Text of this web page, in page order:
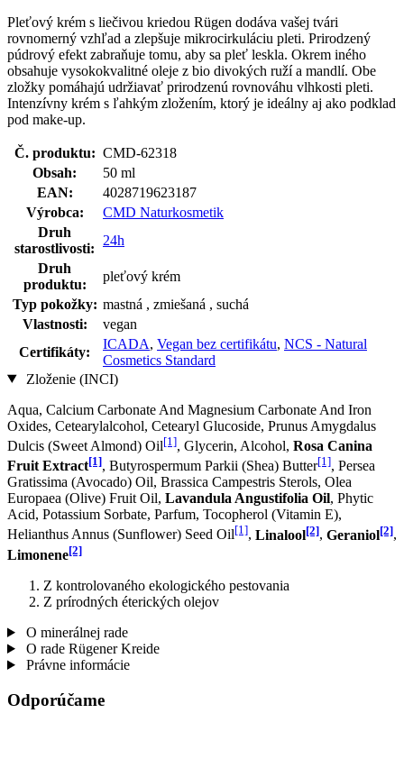
Pleťový krém s liečivou kriedou Rügen dodáva vašej tvári
rovnomerný vzhľad a zlepšuje mikrocirkuláciu pleti. Prirodzený
púdrový efekt zabraňuje tomu, aby sa pleť leskla. Okrem iného
obsahuje vysokokvalitné oleje z bio divokých ruží a mandlí. Obe
zložky pomáhajú udržiavať prirodzenú rovnováhu vlhkosti pleti.
Intenzívny krém s ľahkým zložením, ktorý je ideálny aj ako podklad
pod make-up.
Č. produktu: CMD-62318
Obsah:
50 ml
EAN:
4028719623187
Výrobca:
CMD Naturkosmetik
Druh
starostlivosti:
24h
Druh
produktu:
pleťový krém
Typ pokožky: mastná , zmiešaná , suchá
Vlastnosti:
vegan
Certifikáty:
ICADA, Vegan bez certifikátu, NCS - Natural
Cosmetics Standard
Zloženie (INCI)
Aqua, Calcium Carbonate And Magnesium Carbonate And Iron
Oxides, Cetearylalcohol, Cetearyl Glucoside, Prunus Amygdalus
Dulcis (Sweet Almond) Oil[1], Glycerin, Alcohol, Rosa Canina
Fruit Extract[1], Butyrospermum Parkii (Shea) Butter[1], Persea
Gratissima (Avocado) Oil, Brassica Campestris Sterols, Olea
Europaea (Olive) Fruit Oil, Lavandula Angustifolia Oil, Phytic
Acid, Potassium Sorbate, Parfum, Tocopherol (Vitamin E),
Helianthus Annus (Sunflower) Seed Oil[1], Linalool[2], Geraniol[2],
Limonene[2]
Z kontrolovaného ekologického pestovania
Z prírodných éterických olejov
O minerálnej rade
O rade Rügener Kreide
Právne informácie
Odporúčame